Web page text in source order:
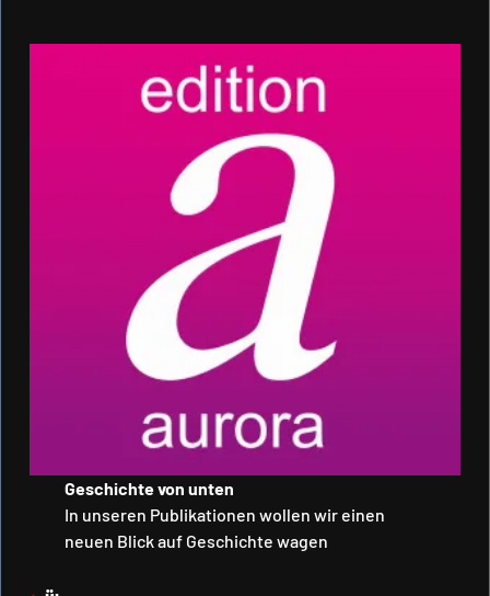
Geschichte von unten
In unseren Publikationen wollen wir einen
neuen Blick auf Geschichte wagen